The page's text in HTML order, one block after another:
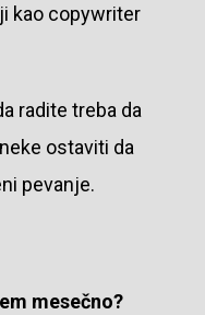
kao copywriter
radite treba da
ostaviti da
pevanje.
mesečno?